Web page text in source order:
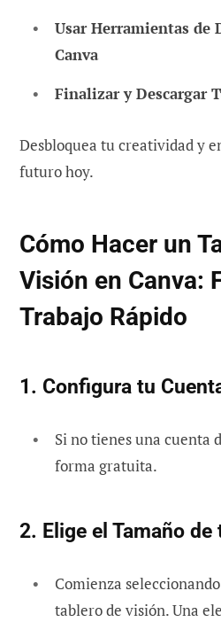
Usar Herramientas de
Canva
Finalizar y Descargar
Desbloquea tu creatividad y
futuro hoy.
Cómo Hacer un
Visión en Canva:
Trabajo Rápido
1. Configura tu
Si no tienes una cuenta
forma gratuita.
2. Elige el Tamaño de
Comienza
tablero de visión. Una